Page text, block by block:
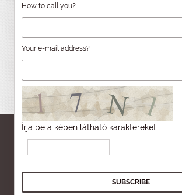
How to call you?
Your e-mail address?
Írja be a képen látható karaktereket: